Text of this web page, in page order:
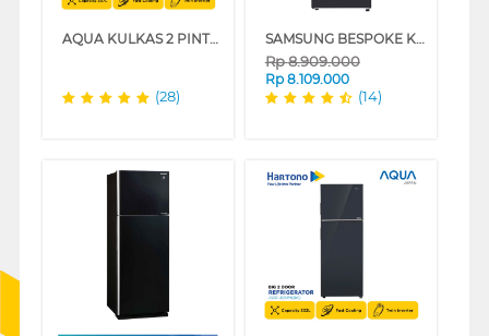
AQUA KULKAS 2 PINTU BESAR BIG 2 DOOR REFRIGERATOR AQR-415IM(BK)
(28)
SAMSUNG BESPOKE KULKAS 2 PINTU BESAR BIG 2 DOOR REFRIGERATOR RT42CG6420B1
Rp8.909.000
Rp 8.109.000
(14)